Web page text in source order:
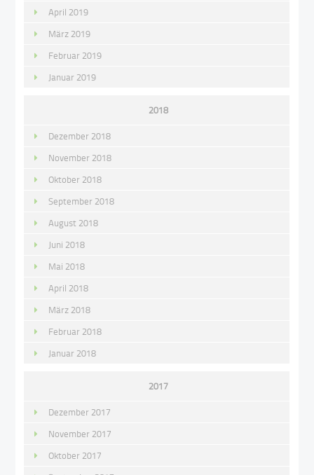
April 2019
März 2019
Februar 2019
Januar 2019
2018
Dezember 2018
November 2018
Oktober 2018
September 2018
August 2018
Juni 2018
Mai 2018
April 2018
März 2018
Februar 2018
Januar 2018
2017
Dezember 2017
November 2017
Oktober 2017